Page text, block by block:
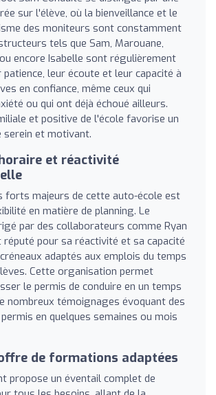
sur l'élève, où la bienveillance et le
des moniteurs sont constamment
tels que Sam, Marouane,
encore Isabelle sont régulièrement
leur écoute et leur capacité à
en confiance, même ceux qui
ou qui ont déjà échoué ailleurs.
et positive de l'école favorise un
serein et motivant.
et réactivité
forts majeurs de cette auto-école est
en matière de planning. Le
par des collaborateurs comme Ryan
réputé pour sa réactivité et sa capacité
adaptés aux emplois du temps
Cette organisation permet
le permis de conduire en un temps
nombreux témoignages évoquant des
en quelques semaines ou mois
de formations adaptées
propose un éventail complet de